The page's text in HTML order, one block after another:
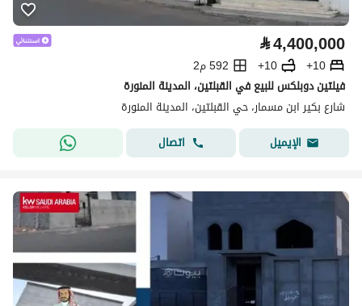
⃁4,400,000
10+
10+
592 م2
فيلتين دوبلكس للبيع في القبلتين، المدينة المنورة
شارع بكير ابن مسمار، حي القبلتين، المدينة المنورة
الإيميل
اتصال